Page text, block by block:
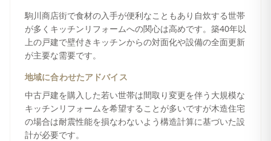
駒川商店街で食材の入手が便利なこともあり自炊する世帯
が多くキッチンリフォームへの関心は高めです。築40年以
上の戸建で壁付きキッチンからの対面化や設備の全面更新
が主要な需要です。
地域に合わせたアドバイス
中古戸建を購入した若い世帯は間取り変更を伴う大規模な
キッチンリフォームを希望することが多いですが木造住宅
の場合は耐震性能を損なわないよう構造計算に基づいた設
計が必要です。